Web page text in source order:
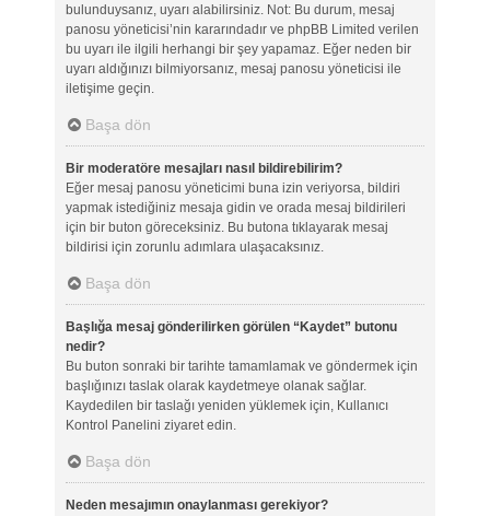
bulunduysanız, uyarı alabilirsiniz. Not: Bu durum, mesaj
panosu yöneticisi’nin kararındadır ve phpBB Limited verilen
bu uyarı ile ilgili herhangi bir şey yapamaz. Eğer neden bir
uyarı aldığınızı bilmiyorsanız, mesaj panosu yöneticisi ile
iletişime geçin.
Başa dön
Bir moderatöre mesajları nasıl bildirebilirim?
Eğer mesaj panosu yöneticimi buna izin veriyorsa, bildiri
yapmak istediğiniz mesaja gidin ve orada mesaj bildirileri
için bir buton göreceksiniz. Bu butona tıklayarak mesaj
bildirisi için zorunlu adımlara ulaşacaksınız.
Başa dön
Başlığa mesaj gönderilirken görülen “Kaydet” butonu
nedir?
Bu buton sonraki bir tarihte tamamlamak ve göndermek için
başlığınızı taslak olarak kaydetmeye olanak sağlar.
Kaydedilen bir taslağı yeniden yüklemek için, Kullanıcı
Kontrol Panelini ziyaret edin.
Başa dön
Neden mesajımın onaylanması gerekiyor?